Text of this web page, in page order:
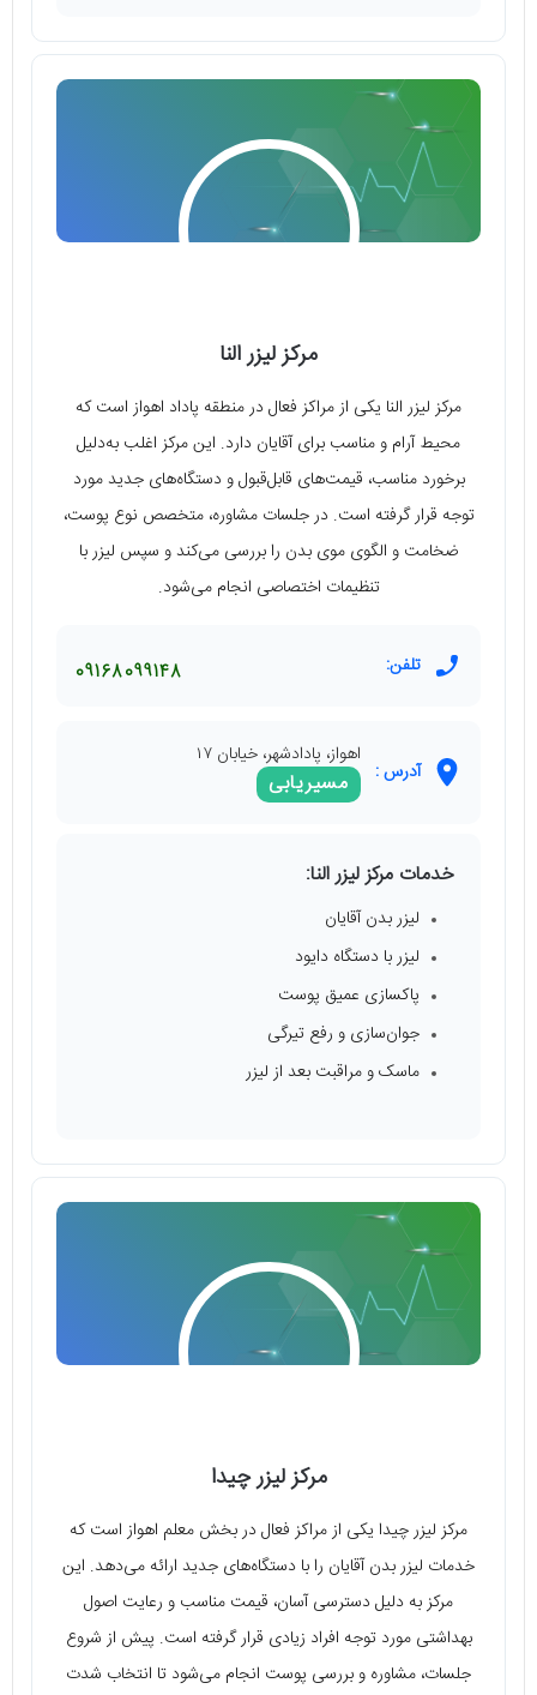
مرکز لیزر النا
مرکز لیزر النا یکی از مراکز فعال در منطقه پاداد اهواز است که
محیط آرام و مناسب برای آقایان دارد. این مرکز اغلب به‌دلیل
برخورد مناسب، قیمت‌های قابل‌قبول و دستگاه‌های جدید مورد
توجه قرار گرفته است. در جلسات مشاوره، متخصص نوع پوست،
ضخامت و الگوی موی بدن را بررسی می‌کند و سپس لیزر با
تنظیمات اختصاصی انجام می‌شود.
تلفن: 09168099148
آدرس :
اهواز، پادادشهر، خیابان ۱۷
مسیریابی
خدمات مرکز لیزر النا:
لیزر بدن آقایان
لیزر با دستگاه دایود
پاکسازی عمیق پوست
جوان‌سازی و رفع تیرگی
ماسک و مراقبت بعد از لیزر
مرکز لیزر چیدا
مرکز لیزر چیدا یکی از مراکز فعال در بخش معلم اهواز است که
خدمات لیزر بدن آقایان را با دستگاه‌های جدید ارائه می‌دهد. این
مرکز به دلیل دسترسی آسان، قیمت مناسب و رعایت اصول
بهداشتی مورد توجه افراد زیادی قرار گرفته است. پیش از شروع
جلسات، مشاوره و بررسی پوست انجام می‌شود تا انتخاب شدت